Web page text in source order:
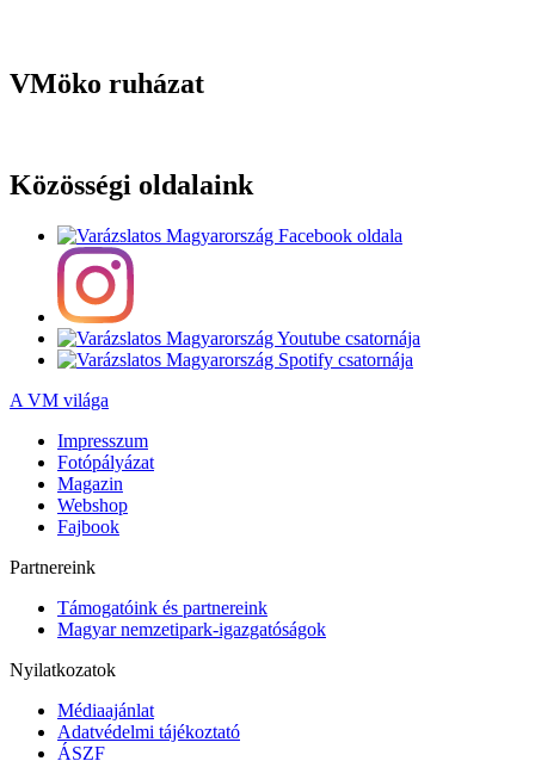
VMöko ruházat
Közösségi oldalaink
A VM világa
Impresszum
Fotópályázat
Magazin
Webshop
Fajbook
Partnereink
Támogatóink és partnereink
Magyar nemzetipark-igazgatóságok
Nyilatkozatok
Médiaajánlat
Adatvédelmi tájékoztató
ÁSZF